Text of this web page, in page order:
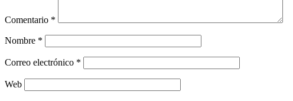
Comentario *
Nombre *
Correo electrónico *
Web